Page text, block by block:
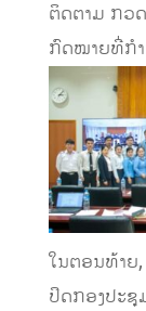
ຕິດຕາມ ກວ
ກົດໝາຍທີ່ກ
ໃນຕອນທ້າຍ
ປິດກອງປະຊຸ